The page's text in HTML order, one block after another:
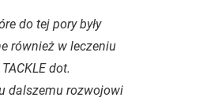
do tej pory były
również w leczeniu
dot.
dalszemu rozwojowi